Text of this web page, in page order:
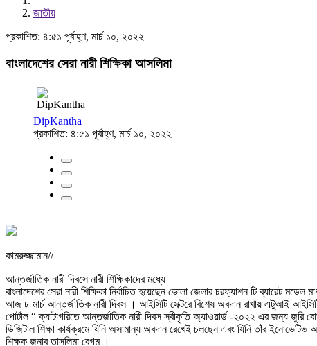
জাতীয়
প্রকাশিত: ৪:৫১ পূর্বাহ্ণ, মার্চ ১০, ২০২২
বাংলাদেশের সেরা নারী শিক্ষিকা আসলিমা
DipKantha
প্রকাশিত: ৪:৫১ পূর্বাহ্ণ, মার্চ ১০, ২০২২
কামরুজ্জামান//
আন্তর্জাতিক নারী দিবসে নারী শিক্ষিকাদের মধ্যে
বাংলাদেশের সেরা নারী শিক্ষিকা নির্বাচিত হয়েছেন ভোলা জেলার চরফ্যাশন টি ব্যারেট
আজ ৮ মার্চ আন্তর্জাতিক নারী দিবস । আইসিটি সেক্টরে বিশেষ অবদান রাখায় এটুআই
পোর্টাল “ ক্যাটাগরিতে আন্তর্জাতিক নারী দিবস স্বীকৃতি অ্যাওয়ার্ড -২০২২ এর জন্য জুরি
ডিজিটাল শিক্ষা কার্যক্রমে যিনি অসামান্য অবদান রেখেই চলছেন এবং যিনি তাঁর
শিক্ষক জনাব তাসলিমা বেগম ।